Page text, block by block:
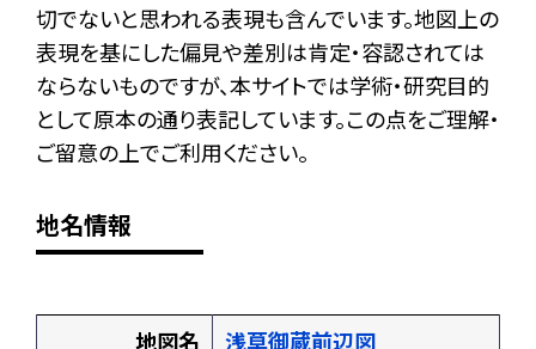
切でないと思われる表現も含んでいます。地図上の
表現を基にした偏見や差別は肯定・容認されては
ならないものですが、本サイトでは学術・研究目的
として原本の通り表記しています。この点をご理解・
ご留意の上でご利用ください。
地名情報
地図名
浅草御蔵前辺図